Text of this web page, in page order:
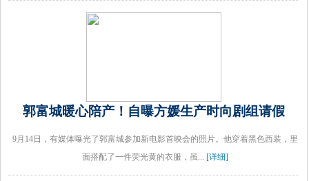
郭富城暖心陪产！自曝方媛生产时向剧组请假
9月14日，有媒体曝光了郭富城参加新电影首映会的照片。他穿着黑色西装，里
面搭配了一件荧光黄的衣服，虽... [详细]